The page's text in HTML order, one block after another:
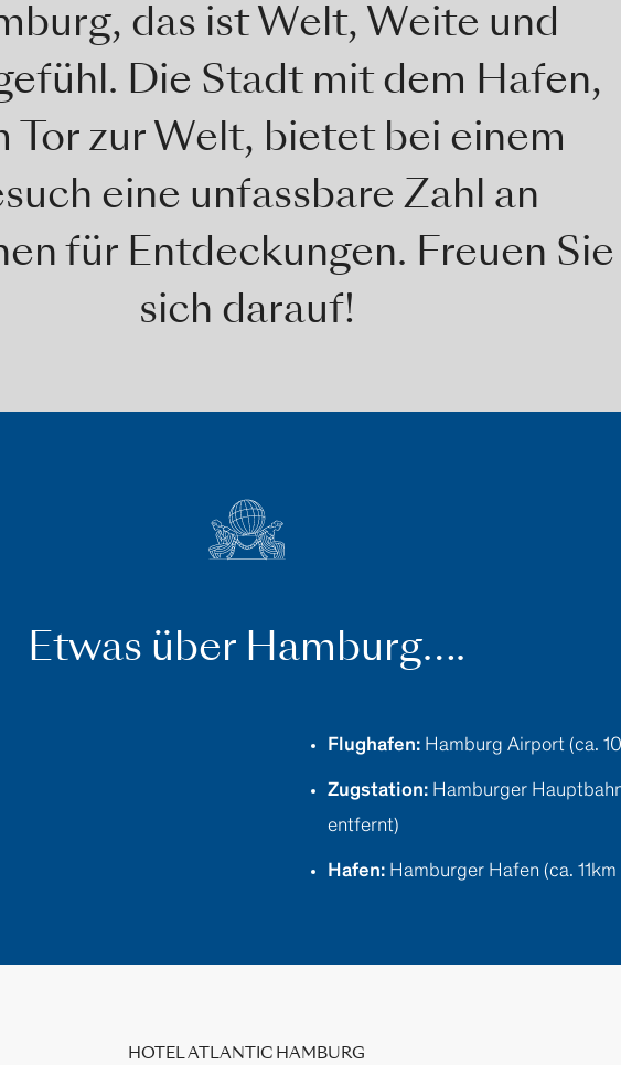
das ist Welt, Weite und
Die Stadt mit dem Hafen,
Tor zur Welt, bietet bei einem
eine unfassbare Zahl an
für Entdeckungen. Freuen Sie
sich darauf!
Etwas über Hamburg….
Flughafen:Hamburg Airport (ca.
Zugstation:Hamburger
entfernt)
Hafen:Hamburger Hafen (ca.
HOTEL ATLANTIC HAMBURG